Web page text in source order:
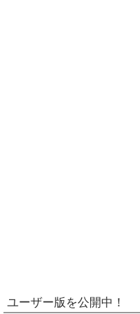
ユーザー版を公開中！